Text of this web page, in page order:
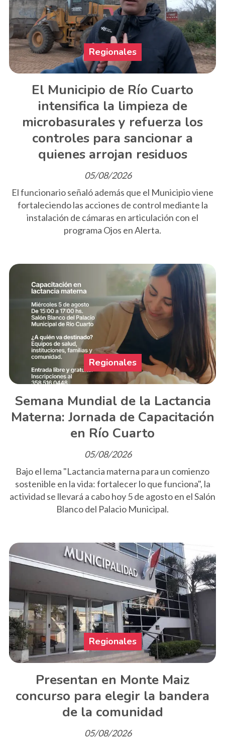
El Municipio de Río Cuarto
intensifica la limpieza de
microbasurales y refuerza los
controles para sancionar a
quienes arrojan residuos
Regionales
05/08/2026
El funcionario señaló además que el Municipio viene
fortaleciendo las acciones de control mediante la
instalación de cámaras en articulación con el
programa Ojos en Alerta.
Semana Mundial de la Lactancia
Materna: Jornada de Capacitación
en Río Cuarto
Regionales
05/08/2026
Bajo el lema "Lactancia materna para un comienzo
sostenible en la vida: fortalecer lo que funciona", la
actividad se llevará a cabo hoy 5 de agosto en el Salón
Blanco del Palacio Municipal.
Presentan en Monte Maiz
concurso para elegir la bandera
de la comunidad
Regionales
05/08/2026